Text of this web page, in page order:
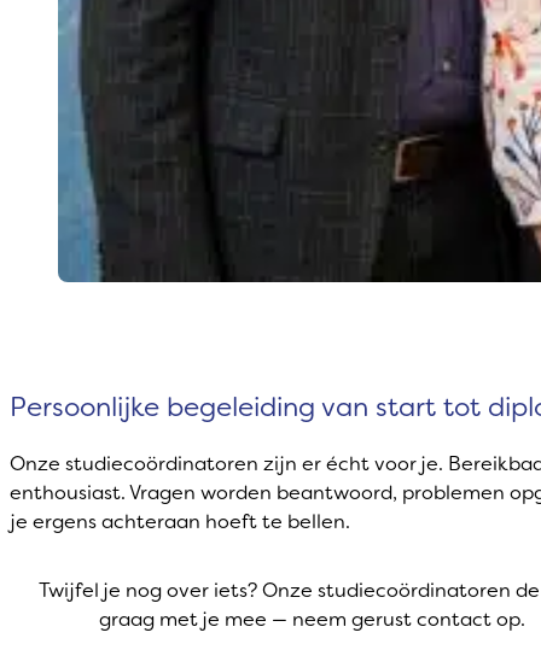
Persoonlijke begeleiding van start tot
Onze studiecoördinatoren zijn er écht voor je.
enthousiast. Vragen worden beantwoord, problemen
je ergens achteraan hoeft te bellen.
Twijfel je nog over iets? Onze studiecoördinatoren
graag met je mee — neem gerust contact op.